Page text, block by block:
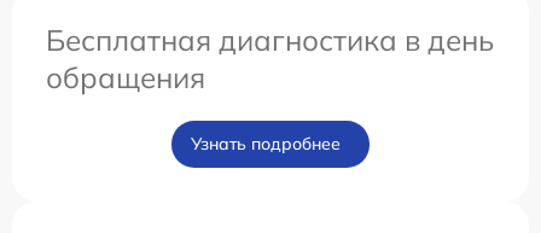
Бесплатная диагностика в день
обращения
Узнать подробнее